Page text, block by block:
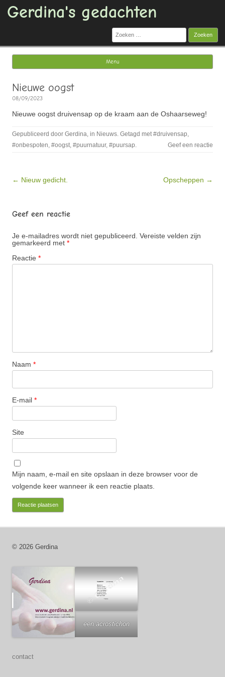
Gerdina's gedachten
Zoeken
naar:
Menu
Nieuwe oogst
08/09/2023
Nieuwe oogst druivensap op de kraam aan de Oshaarseweg!
Gepubliceerd door Gerdina, in Nieuws. Getagd met#druivensap,
#onbespoten, #oogst, #puurnatuur, #puursap. Geef een reactie
Bericht navigatie
← Nieuw gedicht. Opscheppen →
Geef een reactie
Je e-mailadres wordt niet gepubliceerd. Vereiste velden zijn
gemarkeerd met *
Reactie *
Naam *
E-mail *
Site
Mijn naam, e-mail en site opslaan in deze browser voor de
volgende keer wanneer ik een reactie plaats.
© 2026 Gerdina
een acrostichon
contact